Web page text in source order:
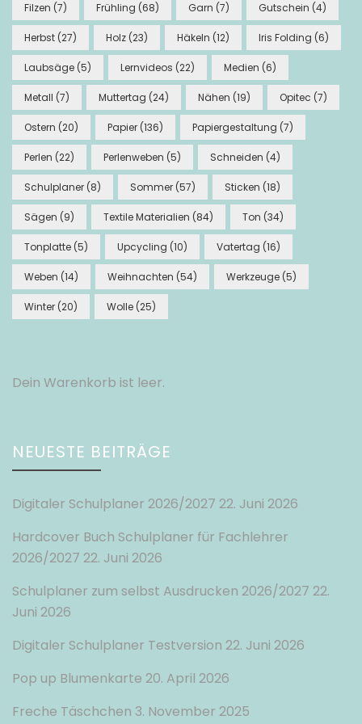
Filzen (7) Frühling (68) Garn (7) Gutschein (4)
Herbst (27) Holz (23) Häkeln (12) Iris Folding (6)
Laubsäge (5) Lernvideos (22) Medien (6)
Metall (7) Muttertag (24) Nähen (19) Opitec (7)
Ostern (20) Papier (136) Papiergestaltung (7)
Perlen (22) Perlenweben (5) Schneiden (4)
Schulplaner (8) Sommer (57) Sticken (18)
Sägen (9) Textile Materialien (84) Ton (34)
Tonplatte (5) Upcycling (10) Vatertag (16)
Weben (14) Weihnachten (54) Werkzeuge (5)
Winter (20) Wolle (25)
Dein Warenkorb ist leer.
NEUESTE BEITRÄGE
Digitaler Schulplaner 2026/2027 22. Juni 2026
Hardcover Buch Schulplaner für Fachlehrer
2026/2027 22. Juni 2026
Schulplaner zum selbst Ausdrucken 2026/2027 22.
Juni 2026
Digitaler Schulplaner Testversion 22. Juni 2026
Pop up Blumenkarte 20. April 2026
Freche Täschchen 3. November 2025